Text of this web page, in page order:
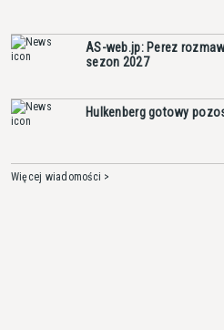
AS-web.jp: Perez
sezon 2027
Hulkenberg gotowy
Więcej wiadomości >